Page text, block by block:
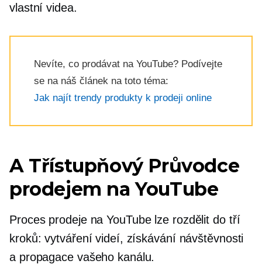
vlastní videa.
Nevíte, co prodávat na YouTube? Podívejte
se na náš článek na toto téma:
Jak najít trendy produkty k prodeji online
A TřístupňovýPrůvodce
prodejem na YouTube
Proces prodeje na YouTube lze rozdělit do tří
kroků: vytváření videí, získávání návštěvnosti
a propagace vašeho kanálu.